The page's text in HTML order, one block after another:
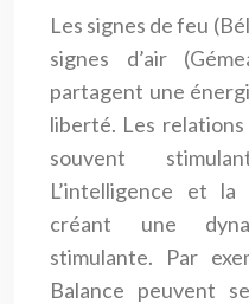
Les signes de feu
signes d’air
partagent une
liberté. Les
souvent
L’intelligence et
créant une
stimulante. Par
Balance peuvent